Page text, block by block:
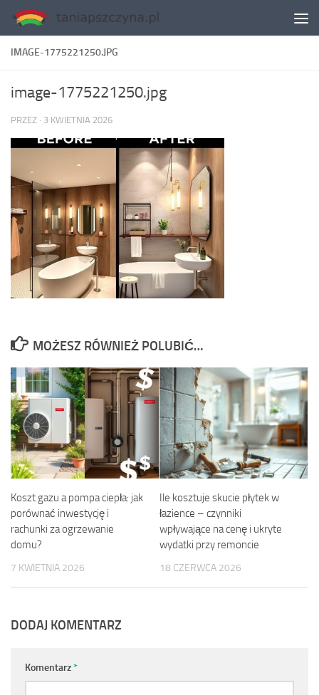
Skip to content
IMAGE-1775221250.JPG
image-1775221250.jpg
PRZEZ · 3 KWIETNIA 2026
MOŻESZ RÓWNIEŻ POLUBIĆ…
Koszt gazu a pompa ciepła: jak
porównać inwestycję i
rachunki za ogrzewanie
domu?
7 KWIETNIA 2026
Ile kosztuje skucie płytek w
łazience – czynniki
wpływające na cenę i ukryte
wydatki przy remoncie
18 CZERWCA 2026
DODAJ KOMENTARZ
Komentarz*